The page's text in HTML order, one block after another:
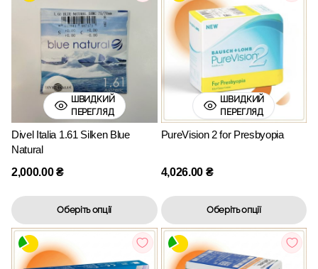
ШВИДКИЙ
ПЕРЕГЛЯД
Divel Italia 1.61 Silken Blue
Natural
2,000.00₴
Оберіть опції
ШВИДКИЙ
ПЕРЕГЛЯД
PureVision 2 for Presbyopia
4,026.00 ₴
Оберіть опції